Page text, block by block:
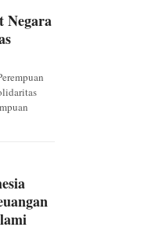
Negara